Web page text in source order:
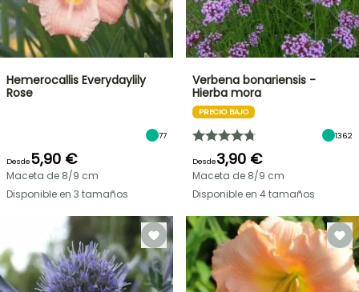
Hemerocallis Everydaylily
Rose
77
Desde5,90 €
Maceta de 8/9 cm
Disponible en 3 tamaños
Verbena bonariensis -
Hierba mora
PRECIO BAJO
1362
Desde3,90 €
Maceta de 8/9 cm
Disponible en 4 tamaños